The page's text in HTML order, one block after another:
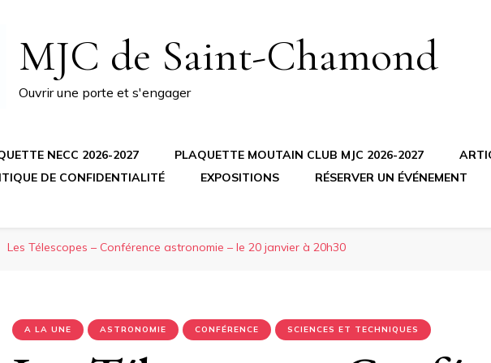
MJC de Saint-Chamond
Ouvrir une porte et s'engager
NECC 2026-2027 PLAQUETTE MOUTAIN CLUB MJC 2026-2027
DE CONFIDENTIALITÉ
EXPOSITIONS RÉSERVER UN ÉVÉNEMENT
Les Télescopes – Conférence astronomie – le 20 janvier à 20h30
A LA UNE ASTRONOMIE CONFÉRENCE SCIENCES ET TECHNIQUES